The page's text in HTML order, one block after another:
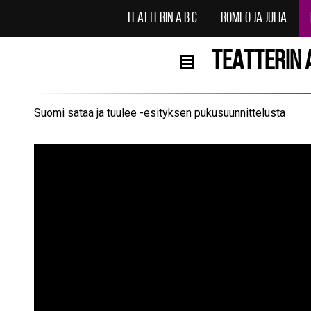
Teatterin A B C Romeo ja Julia
TEATTERIN
Suomi sataa ja tuulee -esityksen pukusuunnittelusta